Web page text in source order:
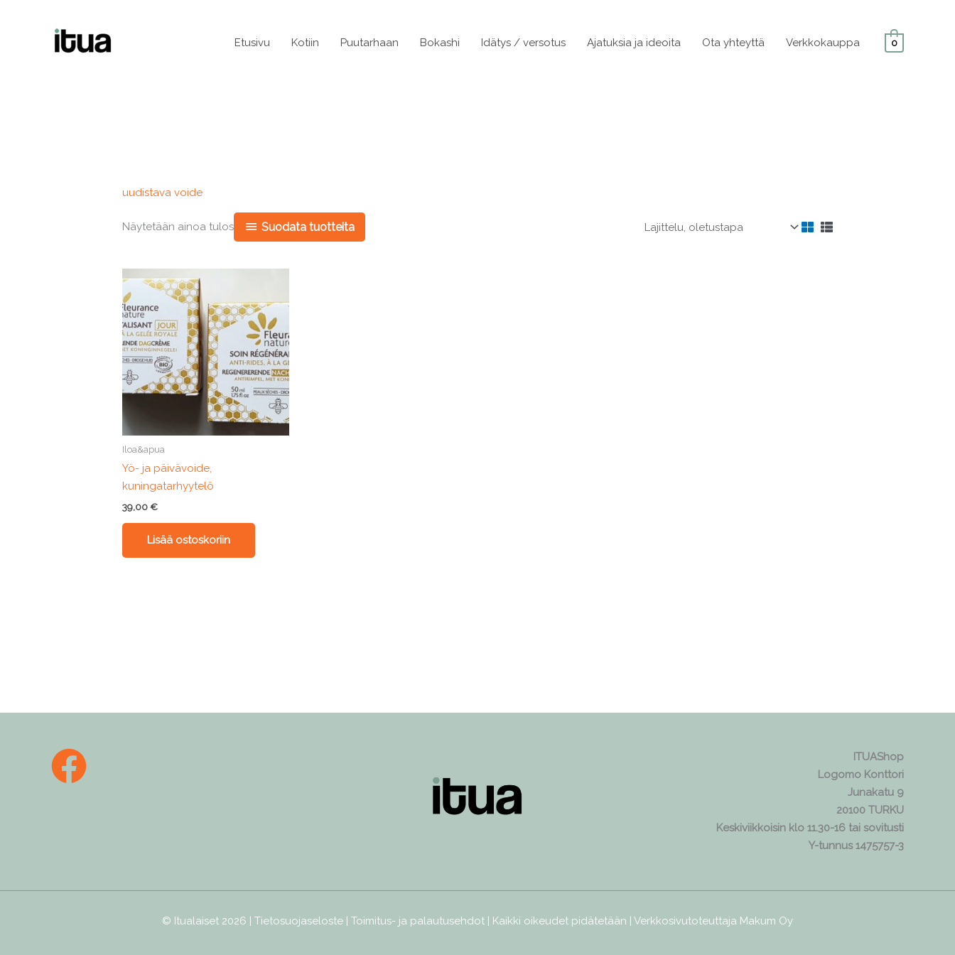
Etusivu
Kotiin Puutarhaan Bokashi Idätys / versotus Ajatuksia ja ideoita Ota yhteyttä Verkkokauppa 0
uudistava voide
Näytetään ainoa tulos Suodata tuotteita
Iloa&apua
Yö- ja päivävoide,
kuningatarhyytelö
39,00€
Lisää ostoskoriin
ITUAShop
Logomo Konttori
Junakatu 9
20100 TURKU
Keskiviikkoisin klo 11.30-16 tai sovitusti
Y-tunnus 1475757-3
© Itualaiset 2026 | Tietosuojaseloste | Toimitus- ja palautusehdot | Kaikki oikeudet pidätetään | Verkkosivutoteuttaja Makum Oy